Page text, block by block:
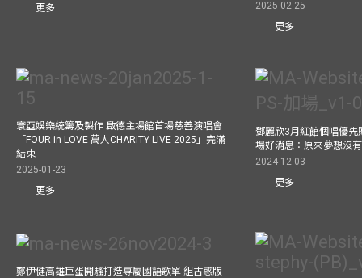
更多
2025-02-25
更多
寰亞娛樂統籌及製作 啟德主場館首場慈善演唱會
「FOUR in LOVE 萬人CHARITY LIVE 2025」完滿
結束
2025-01-23
更多
鄧麗欣3月紅館個唱優先
場好消息：原來夢想沒
2024-12-03
更多
鄭伊健高雄巨蛋開騷打造專屬國語歌單 組古惑版